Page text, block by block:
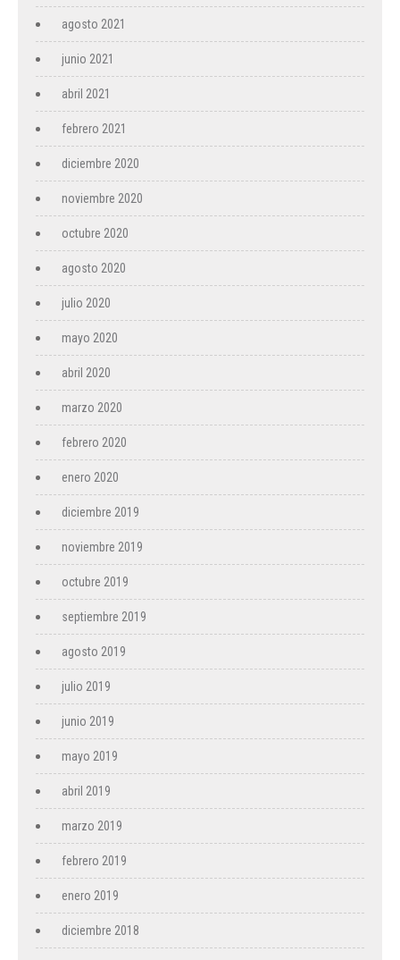
agosto 2021
junio 2021
abril 2021
febrero 2021
diciembre 2020
noviembre 2020
octubre 2020
agosto 2020
julio 2020
mayo 2020
abril 2020
marzo 2020
febrero 2020
enero 2020
diciembre 2019
noviembre 2019
octubre 2019
septiembre 2019
agosto 2019
julio 2019
junio 2019
mayo 2019
abril 2019
marzo 2019
febrero 2019
enero 2019
diciembre 2018